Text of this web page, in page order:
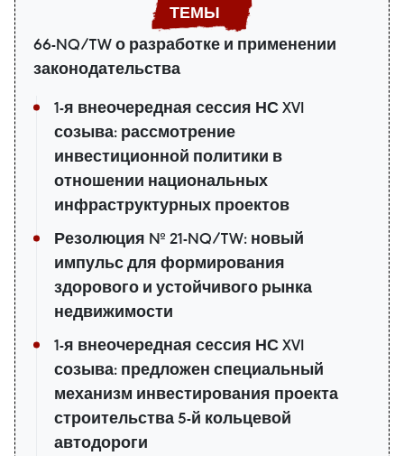
66-NQ/TW о разработке и применении
законодательства
1-я внеочередная сессия НС XVI
созыва: рассмотрение
инвестиционной политики в
отношении национальных
инфраструктурных проектов
Резолюция № 21-NQ/TW: новый
импульс для формирования
здорового и устойчивого рынка
недвижимости
1-я внеочередная сессия НС XVI
созыва: предложен специальный
механизм инвестирования проекта
строительства 5-й кольцевой
автодороги